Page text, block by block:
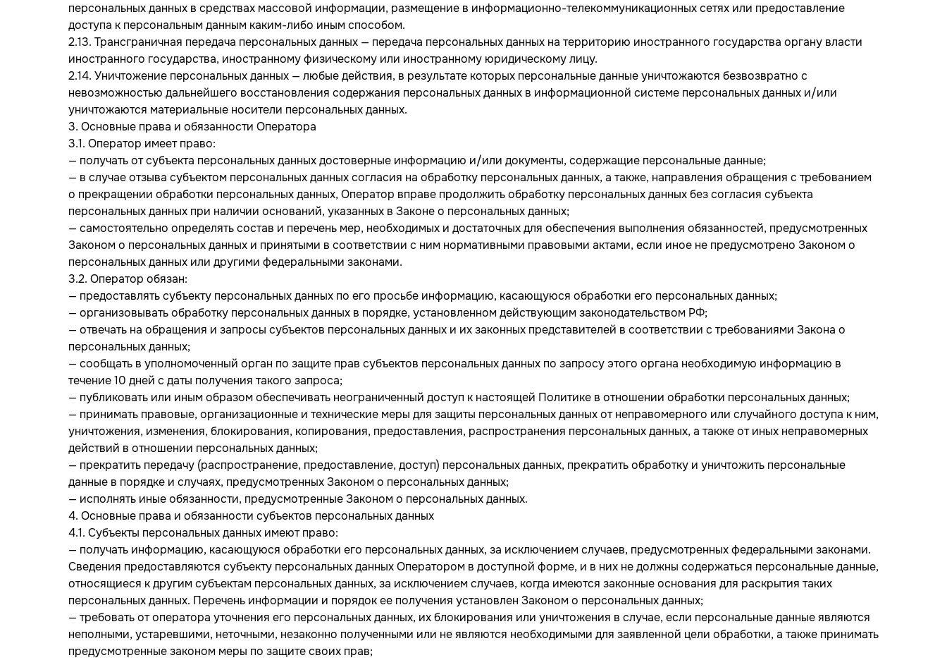
персональных данных в средствах массовой информации, размещение в информационно-телекоммуникационных сетях или предоставление
доступа к персональным данным каким-либо иным способом.
2.13. Трансграничная передача персональных данных — передача персональных данных на территорию иностранного государства органу власти
иностранного государства, иностранному физическому или иностранному юридическому лицу.
2.14. Уничтожение персональных данных — любые действия, в результате которых персональные данные уничтожаются безвозвратно с
невозможностью дальнейшего восстановления содержания персональных данных в информационной системе персональных данных и/или
уничтожаются материальные носители персональных данных.
3. Основные права и обязанности Оператора
3.1. Оператор имеет право:
— получать от субъекта персональных данных достоверные информацию и/или документы, содержащие персональные данные;
— в случае отзыва субъектом персональных данных согласия на обработку персональных данных, а также, направления обращения с требованием
о прекращении обработки персональных данных, Оператор вправе продолжить обработку персональных данных без согласия субъекта
персональных данных при наличии оснований, указанных в Законе о персональных данных;
— самостоятельно определять состав и перечень мер, необходимых и достаточных для обеспечения выполнения обязанностей, предусмотренных
Законом о персональных данных и принятыми в соответствии с ним нормативными правовыми актами, если иное не предусмотрено Законом о
персональных данных или другими федеральными законами.
3.2. Оператор обязан:
— предоставлять субъекту персональных данных по его просьбе информацию, касающуюся обработки его персональных данных;
— организовывать обработку персональных данных в порядке, установленном действующим законодательством РФ;
— отвечать на обращения и запросы субъектов персональных данных и их законных представителей в соответствии с требованиями Закона о
персональных данных;
— сообщать в уполномоченный орган по защите прав субъектов персональных данных по запросу этого органа необходимую информацию в
течение 10 дней с даты получения такого запроса;
— публиковать или иным образом обеспечивать неограниченный доступ к настоящей Политике в отношении обработки персональных данных;
— принимать правовые, организационные и технические меры для защиты персональных данных от неправомерного или случайного доступа к ним,
уничтожения, изменения, блокирования, копирования, предоставления, распространения персональных данных, а также от иных неправомерных
действий в отношении персональных данных;
— прекратить передачу (распространение, предоставление, доступ) персональных данных, прекратить обработку и уничтожить персональные
данные в порядке и случаях, предусмотренных Законом о персональных данных;
— исполнять иные обязанности, предусмотренные Законом о персональных данных.
4. Основные права и обязанности субъектов персональных данных
4.1. Субъекты персональных данных имеют право:
— получать информацию, касающуюся обработки его персональных данных, за исключением случаев, предусмотренных федеральными законами.
Сведения предоставляются субъекту персональных данных Оператором в доступной форме, и в них не должны содержаться персональные данные,
относящиеся к другим субъектам персональных данных, за исключением случаев, когда имеются законные основания для раскрытия таких
персональных данных. Перечень информации и порядок ее получения установлен Законом о персональных данных;
— требовать от оператора уточнения его персональных данных, их блокирования или уничтожения в случае, если персональные данные являются
неполными, устаревшими, неточными, незаконно полученными или не являются необходимыми для заявленной цели обработки, а также принимать
предусмотренные законом меры по защите своих прав;